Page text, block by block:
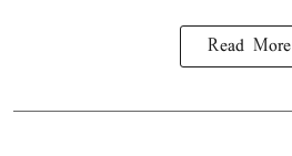
Read More